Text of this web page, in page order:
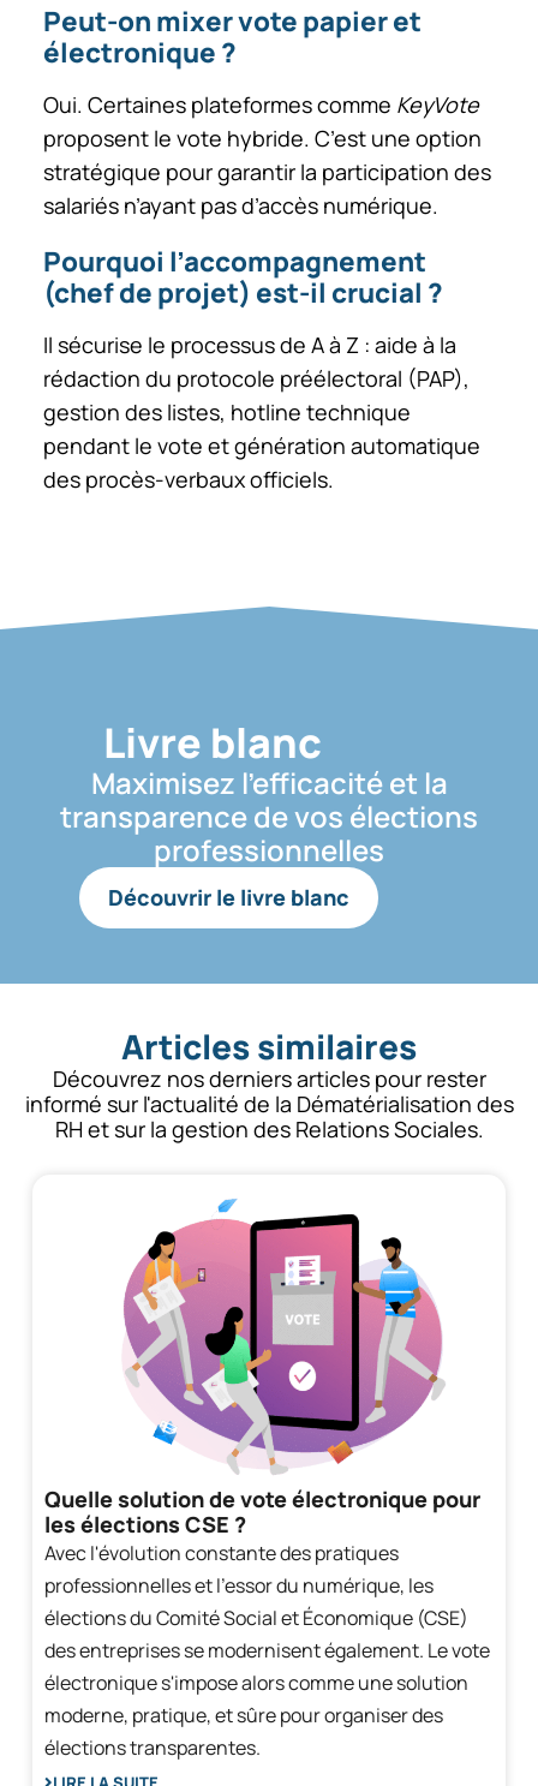
Peut-on mixer vote papier et
électronique ?
Oui. Certaines plateformes comme KeyVote
proposent le vote hybride. C’est une option
stratégique pour garantir la participation des
salariés n’ayant pas d’accès numérique.
Pourquoi l’accompagnement
(chef de projet) est-il crucial ?
Il sécurise le processus de A à Z : aide à la
rédaction du protocole préélectoral (PAP),
gestion des listes, hotline technique
pendant le vote et génération automatique
des procès-verbaux officiels.
Livre blanc
Maximisez l’efficacité et la
transparence de vos élections
professionnelles
Découvrir le livre blanc
Articles similaires
Découvrez nos derniers articles pour rester
informé sur l'actualité de la Dématérialisation des
RH et sur la gestion des Relations Sociales.
Quelle solution de vote électronique pour
les élections CSE ?
Avec l'évolution constante des pratiques
professionnelles et l'essor du numérique, les
élections du Comité Social et Économique (CSE)
des entreprises se modernisent également. Le vote
électronique s'impose alors comme une solution
moderne, pratique, et sûre pour organiser des
élections transparentes.